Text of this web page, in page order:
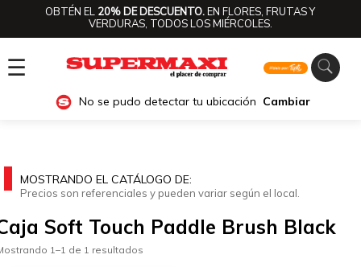
OBTÉN EL 20% DE DESCUENTO.EN FLORES, FRUTAS Y
VERDURAS, TODOS LOS MIÉRCOLES.
☰
No se pudo detectar tu ubicación Cambiar
MOSTRANDO EL CATÁLOGO DE:
Precios son referenciales y pueden variar según el local.
Soft Touch Paddle Brush Black
1–1 de 1 resultados